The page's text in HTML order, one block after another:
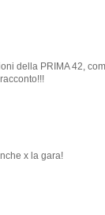
della PRIMA 42,
x la gara!